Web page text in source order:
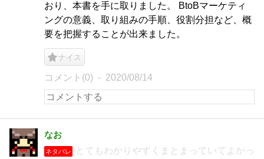
おり、本書を手に取りました。 BtoBマーケティ
ングの意義、取り組みの手順、役割分担など、概
要を把握することが出来ました。
ナイス
コメント(0) 2020/08/14
なお
ネタバレ
とてもわかりやすくまとまっていてよかっ